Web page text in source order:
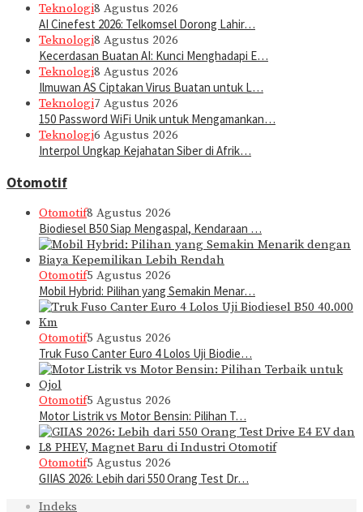
Teknologi8 Agustus 2026
AI Cinefest 2026: Telkomsel Dorong Lahir…
Teknologi8 Agustus 2026
Kecerdasan Buatan AI: Kunci Menghadapi E…
Teknologi8 Agustus 2026
Ilmuwan AS Ciptakan Virus Buatan untuk L…
Teknologi7 Agustus 2026
150 Password WiFi Unik untuk Mengamankan…
Teknologi6 Agustus 2026
Interpol Ungkap Kejahatan Siber di Afrik…
Otomotif
Otomotif8 Agustus 2026
Biodiesel B50 Siap Mengaspal, Kendaraan …
Otomotif5 Agustus 2026
Mobil Hybrid: Pilihan yang Semakin Menar…
Otomotif5 Agustus 2026
Truk Fuso Canter Euro 4 Lolos Uji Biodie…
Otomotif5 Agustus 2026
Motor Listrik vs Motor Bensin: Pilihan T…
Otomotif5 Agustus 2026
GIIAS 2026: Lebih dari 550 Orang Test Dr…
Indeks